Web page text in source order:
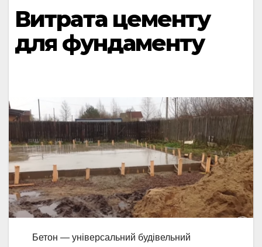
Витрата цементу
для фундаменту
Бетон — універсальний будівельний